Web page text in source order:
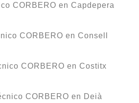
CORBERO en Capdepera
CORBERO en Consell
CORBERO en Costitx
CORBERO en Deià